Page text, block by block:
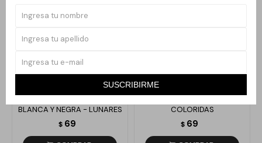
SUSCRIBIRME
BLANCA Y NEGRA - LUNARES
$ 69
COLORIDAS
$ 69